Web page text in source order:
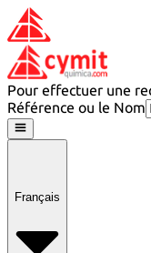
Pour effectuer une
Référence ou le Nom
Français